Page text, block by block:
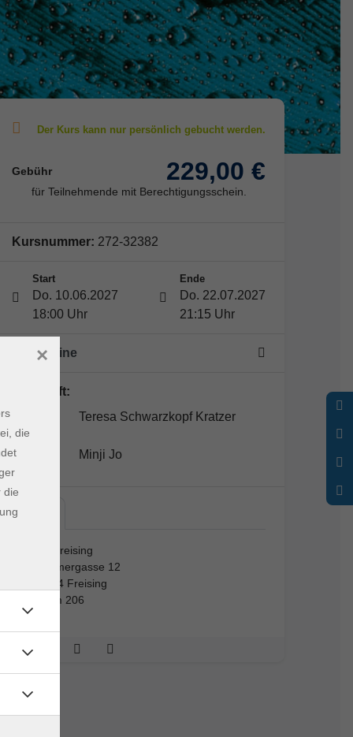
Gebühr 229,00 €
für Teilnehmende mit Berechtigungsschein.
Kursnummer: 272-32382
Start
Do. 10.06.2027
18:00 Uhr
Ende
Do. 22.07.2027
21:15 Uhr
25 Termine
Lehrkraft:
Teresa Schwarzkopf Kratzer
Minji Jo
vhs Freising
Kammergasse 12
85354 Freising
Raum 206
die
die
×